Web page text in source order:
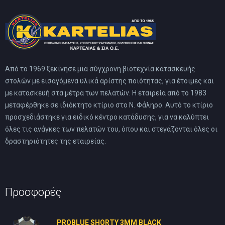
Από το 1969 ξεκίνησε μια σύγχρονη βιοτεχνία κατασκευής
στολών με εισαγόμενα υλικά αρίστης ποιότητας, για έτοιμες και
με κατασκευή στα μέτρα των πελατών. Η εταιρεία από το 1983
μεταφέρθηκε σε ιδιόκτητο κτίριο στο Ν. Φάληρο. Αυτό το κτίριο
προσχεδιάστηκε για ειδικό κέντρο κατάδυσης, για να καλύπτει
όλες τις ανάγκες των πελατών του, όπου και στεγάζονται όλες οι
δραστηριότητες της εταιρείας.
Προσφορές
PROBLUE SHORTY 3MM BLACK